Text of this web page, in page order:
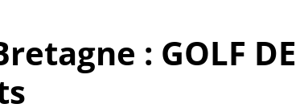
: GOLF DE